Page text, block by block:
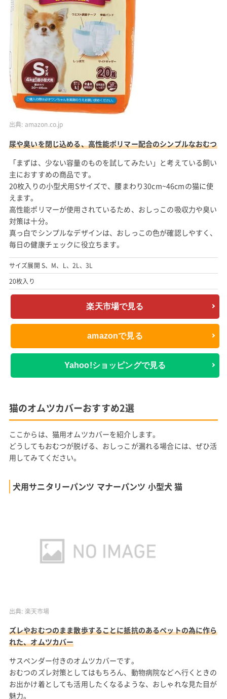
出典: amazon.co.jp
尿や臭いを閉じ込める、高性能ポリマー配合のシンプルなおむつ
「まずは、少ない容量のものを試してみたい」と考えている飼い
主におすすめの商品です。
20枚入りの小型犬用Sサイズで、腰まわり30cm~46cmの猫に使
えます。
高性能ポリマーが使用されているため、おしっこの吸収力や臭い
対策は十分。
真っ白でシンプルなデザインは、おしっこの色が確認しやすく、
毎日の健康チェックに役立ちます。
サイズ展開 S、M、L、2L、3L
20枚入り
楽天市場で見る
amazonで見る
Yahoo!ショッピングで見る
猫のオムツカバーおすすめ2選
ここからは、猫用オムツカバーを紹介します。
どうしてもおむつが脱げる、おしっこが漏れる場合には、ぜひ活
用してみてください。
犬用サニタリーパンツ マナーパンツ 小型犬 猫
出典: 楽天市場
ズレやおむつのまま散歩することに抵抗のあるペットの為に作ら
れた、オムツカバー
サスペンダー付きのオムツカバーです。
おむつのズレ対策としてはもちろん、動物病院などへ行くときの
お出かけ着としても活用したくなるような、おしゃれな見た目が
魅力。